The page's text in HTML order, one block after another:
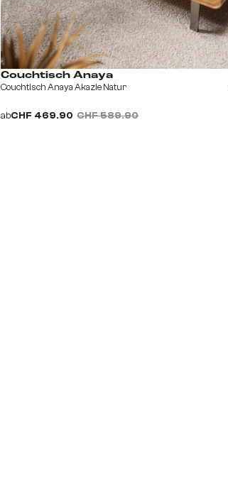
Couchtisch Anaya
Couchtisch Anaya Akazie Natur
abCHF 469.90 CHF 589.90